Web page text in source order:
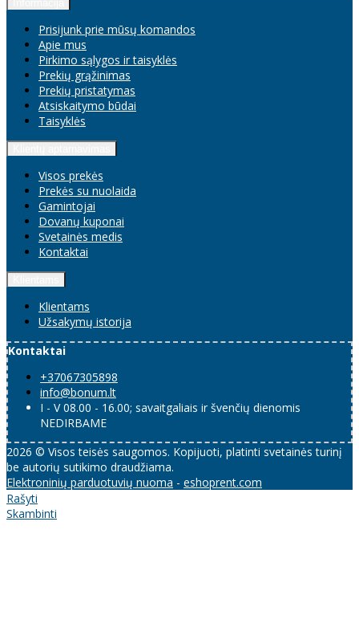
Prisijunk prie mūsų komandos
Apie mus
Pirkimo sąlygos ir taisyklės
Prekių grąžinimas
Prekių pristatymas
Atsiskaitymo būdai
Taisyklės
Visos prekės
Prekės su nuolaida
Gamintojai
Dovanų kuponai
Svetainės medis
Kontaktai
Klientams
Užsakymų istorija
Kontaktai
+37067305898
info@bonum.lt
I - V 08.00 - 16.00; savaitgaliais ir švenčių dienomis
NEDIRBAME
2026 © Visos teisės saugomos. Kopijuoti, platinti svetainės turinį
be autorių sutikimo draudžiama.
Elektroninių parduotuvių nuoma - eshoprent.com
Rašyti
Skambinti